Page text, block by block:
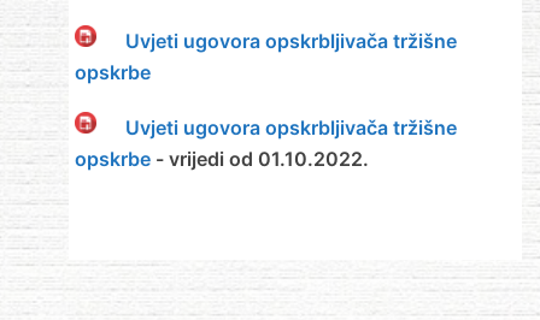
Uvjeti ugovora opskrbljivača tržišne
opskrbe
Uvjeti ugovora opskrbljivača tržišne
opskrbe- vrijedi od 01.10.2022.